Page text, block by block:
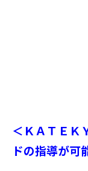
＜ＫＡＴＥＫ
ドの指導が可